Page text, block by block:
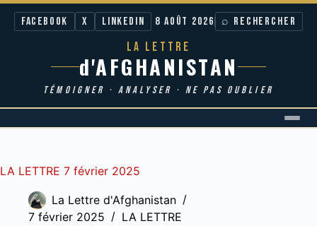
Facebook X LinkedIn 8 AOÛT 2026 ⌕ RECHERCHER
LA LETTRE
d'AFGHANISTAN
TÉMOIGNER · ANALYSER · NE PAS OUBLIER
contenu
LA LETTRE 7 février 2025
La Lettre d'Afghanistan
7 février 2025
LA LETTRE